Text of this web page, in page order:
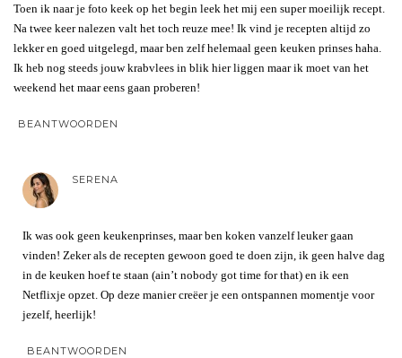
Toen ik naar je foto keek op het begin leek het mij een super moeilijk recept.
Na twee keer nalezen valt het toch reuze mee! Ik vind je recepten altijd zo
lekker en goed uitgelegd, maar ben zelf helemaal geen keuken prinses haha.
Ik heb nog steeds jouw krabvlees in blik hier liggen maar ik moet van het
weekend het maar eens gaan proberen!
BEANTWOORDEN
SERENA
Ik was ook geen keukenprinses, maar ben koken vanzelf leuker gaan
vinden! Zeker als de recepten gewoon goed te doen zijn, ik geen halve dag
in de keuken hoef te staan (ain’t nobody got time for that) en ik een
Netflixje opzet. Op deze manier creëer je een ontspannen momentje voor
jezelf, heerlijk!
BEANTWOORDEN